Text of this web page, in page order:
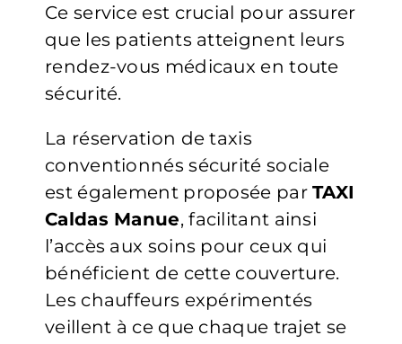
Ce service est crucial pour assurer
que les patients atteignent leurs
rendez-vous médicaux en toute
sécurité.
La réservation de taxis
conventionnés sécurité sociale
est également proposée parTAXI
Caldas Manue, facilitant ainsi
l’accès aux soins pour ceux qui
bénéficient de cette couverture.
Les chauffeurs expérimentés
veillent à ce que chaque trajet se